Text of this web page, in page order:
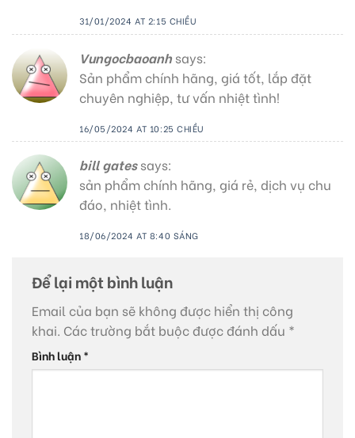
31/01/2024 AT 2:15 CHIỀU
Vungocbaoanh says:
Sản phẩm chính hãng, giá tốt, lắp đặt
chuyên nghiệp, tư vấn nhiệt tình!
16/05/2024 AT 10:25 CHIỀU
bill gates says:
sản phẩm chính hãng, giá rẻ, dịch vụ chu
đáo, nhiệt tình.
18/06/2024 AT 8:40 SÁNG
Để lại một bình luận
Email của bạn sẽ không được hiển thị công
khai. Các trường bắt buộc được đánh dấu *
Bình luận*